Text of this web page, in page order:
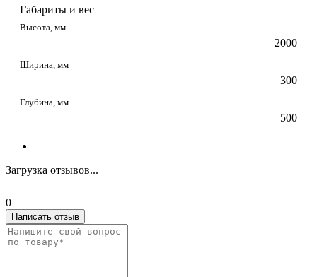
Габариты и вес
Высота, мм
2000
Ширина, мм
300
Глубина, мм
500
Загрузка отзывов...
0
Написать отзыв